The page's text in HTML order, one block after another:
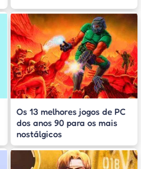
Os 13 melhores jogos de PC
dos anos 90 para os mais
nostálgicos